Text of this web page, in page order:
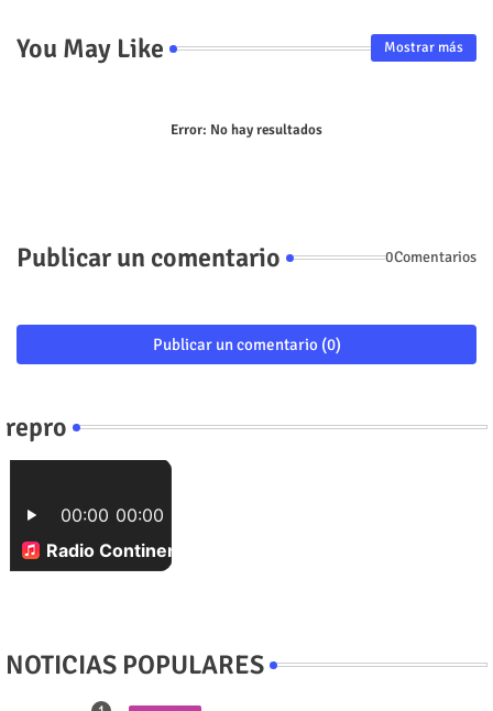
You May Like Mostrar más
Error: No hay resultados
Publicar un comentario 0Comentarios
Publicar un comentario (0)
repro
NOTICIAS POPULARES